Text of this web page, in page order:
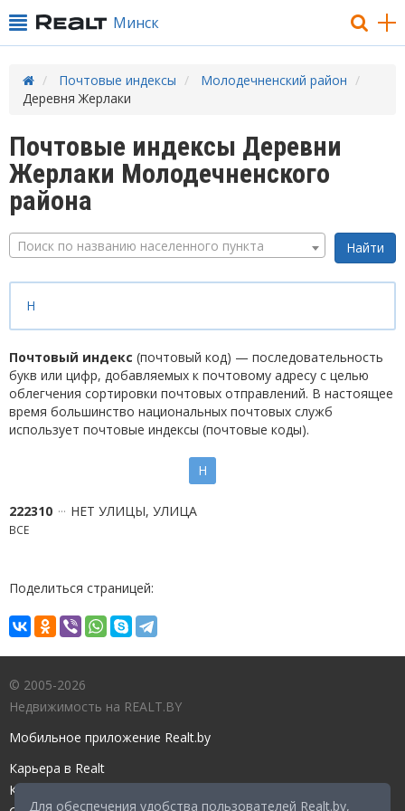
Для обеспечения удобства пользователей Realt.by,
Минск
Почтовые индексы
Молодечненский район
Деревня Жерлаки
Почтовые индексы Деревни
Жерлаки Молодечненского
района
Поиск по названию населенного пункта
Н
Почтовый индекс (почтовый код) — последовательность
букв или цифр, добавляемых к почтовому адресу с целью
облегчения сортировки почтовых отправлений. В настоящее
время большинство национальных почтовых служб
использует почтовые индексы (почтовые коды).
Н
222310 НЕТ УЛИЦЫ, УЛИЦА
ВСЕ
Поделиться страницей:
© 2005-2026
Недвижимость на REALT.BY
Мобильное приложение Realt.by
Карьера в Realt
Контакты редакции